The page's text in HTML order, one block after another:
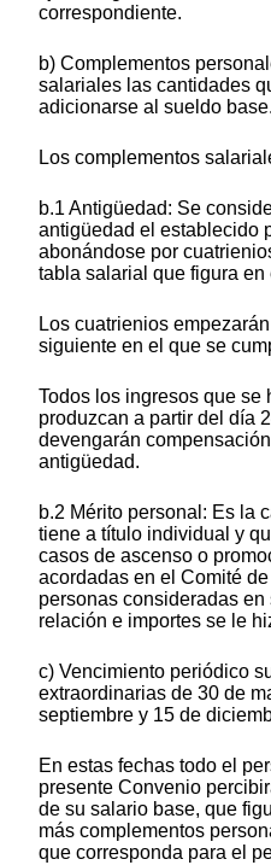
correspondiente.
b) Complementos
salariales las cantidades
adicionarse al sueldo base.
Los complementos
b.1 Antigüedad: Se
antigüedad el establecido
abonándose por
tabla salarial que figura
Los cuatrienios
siguiente en el que se
Todos los ingresos que se
produzcan a partir del día
devengarán
antigüedad.
b.2 Mérito personal: Es la
tiene a título individual y
casos de ascenso o
acordadas en el Comité
personas consideradas en
relación e importes se le
c) Vencimiento periódico
extraordinarias de 30 de
septiembre y 15 de
En estas fechas todo el
presente Convenio
de su salario base, que
más complementos
que corresponda para el